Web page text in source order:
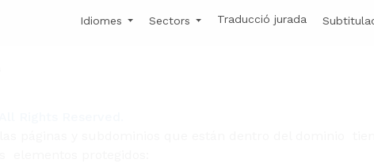
Idiomes Sectors Traducció jurada
Rights Reserved.
elementos protegidos: